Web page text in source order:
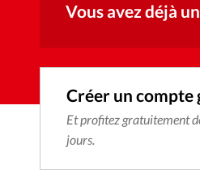
Vous avez déjà
Créer un
Et profitez gratuitement
jours.